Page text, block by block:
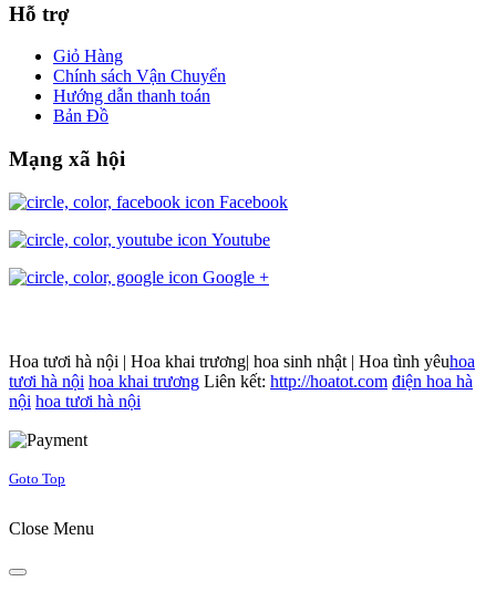
Hỗ trợ
Giỏ Hàng
Chính sách Vận Chuyển
Hướng dẫn thanh toán
Bản Đồ
Mạng xã hội
Facebook
Youtube
Google +
Hoa tươi hà nội | Hoa khai trương| hoa sinh nhật | Hoa tình yêuhoa
tươi hà nội hoa khai trương Liên kết: http://hoatot.com điện hoa hà
nội hoa tươi hà nội
Goto Top
Close Menu